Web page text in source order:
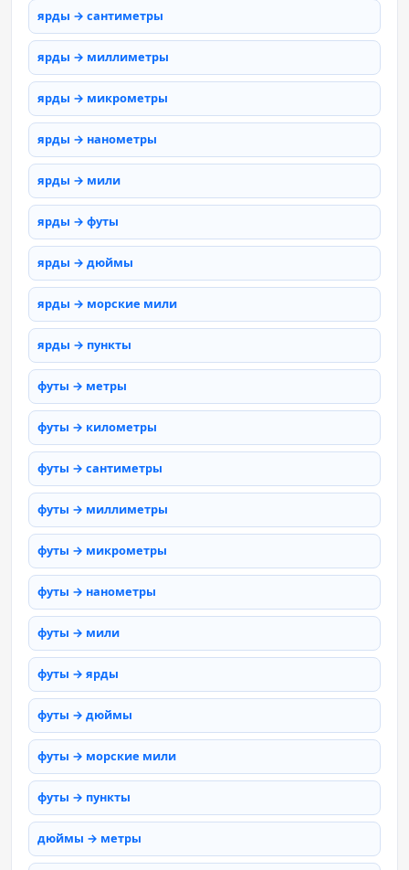
ярды → сантиметры
ярды → миллиметры
ярды → микрометры
ярды → нанометры
ярды → мили
ярды → футы
ярды → дюймы
ярды → морские мили
ярды → пункты
футы → метры
футы → километры
футы → сантиметры
футы → миллиметры
футы → микрометры
футы → нанометры
футы → мили
футы → ярды
футы → дюймы
футы → морские мили
футы → пункты
дюймы → метры